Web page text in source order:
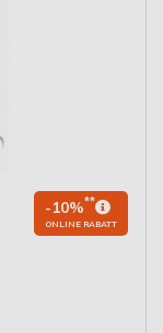
-10%**
ONLINE RABATT